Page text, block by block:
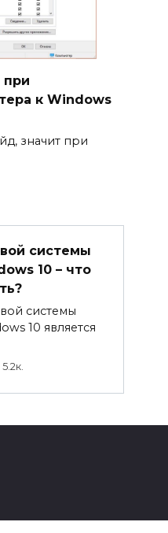
при
к Windows
значит при
системы
10 – что
системы
10 является
5.2к.